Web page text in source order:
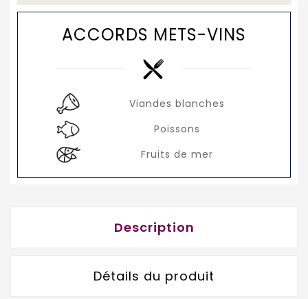
ACCORDS METS-VINS
Viandes blanches
Poissons
Fruits de mer
Description
Détails du produit